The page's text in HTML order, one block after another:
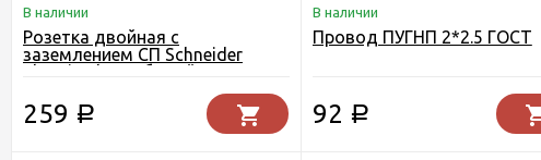
В наличии
Розетка двойная с
заземлением СП Schneider
Electric Blanca белый
259 Р
В наличии
Провод ПУГНП 2*2.5 ГОСТ
92 Р